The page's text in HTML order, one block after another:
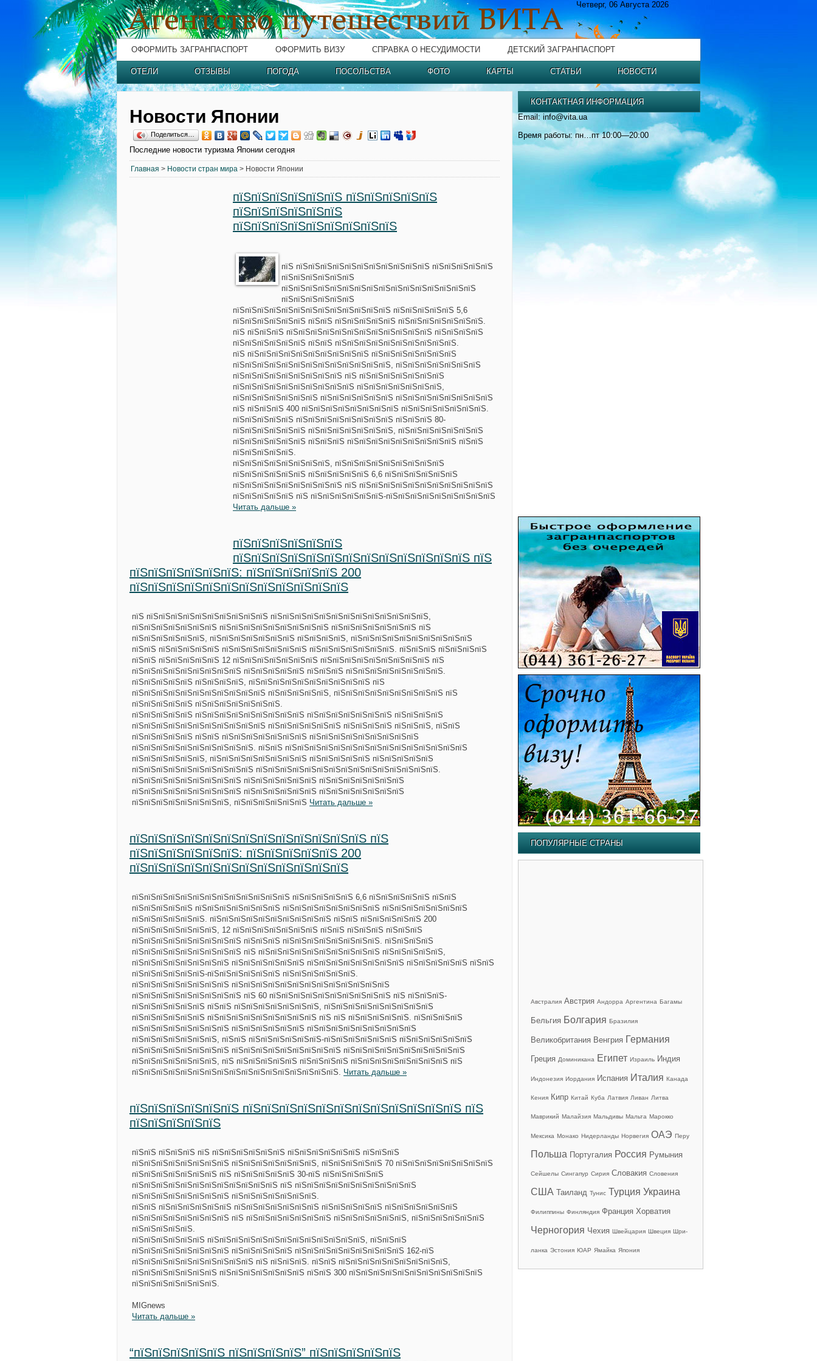
Четверг, 06 Августа 2026
ОФОРМИТЬ ЗАГРАНПАСПОРТ ОФОРМИТЬ ВИЗУ СПРАВКА О НЕСУДИМОСТИ ДЕТСКИЙ ЗАГРАНПАСПОРТ
ОТЕЛИ ОТЗЫВЫ ПОГОДА ПОСОЛЬСТВА ФОТО КАРТЫ СТАТЬИ НОВОСТИ
Новости Японии
Поделиться…
Последние новости туризма Японии сегодня
Главная > Новости стран мира > Новости Японии
пїЅпїЅпїЅпїЅпїЅпїЅ пїЅпїЅпїЅпїЅпїЅ
пїЅпїЅпїЅпїЅпїЅпїЅ
пїЅпїЅпїЅпїЅпїЅпїЅпїЅпїЅпїЅ
пїЅ пїЅпїЅпїЅпїЅпїЅпїЅпїЅпїЅпїЅпїЅпїЅ пїЅпїЅпїЅпїЅпїЅ
пїЅпїЅпїЅпїЅпїЅпїЅ
пїЅпїЅпїЅпїЅпїЅпїЅпїЅпїЅпїЅпїЅпїЅпїЅпїЅпїЅпїЅпїЅ
пїЅпїЅпїЅпїЅпїЅпїЅ
пїЅпїЅпїЅпїЅпїЅпїЅпїЅпїЅпїЅпїЅпїЅпїЅпїЅ пїЅпїЅпїЅпїЅпїЅ 5,6
пїЅпїЅпїЅпїЅпїЅпїЅ пїЅпїЅ пїЅпїЅпїЅпїЅпїЅ пїЅпїЅпїЅпїЅпїЅпїЅпїЅ.
пїЅ пїЅпїЅпїЅ пїЅпїЅпїЅпїЅпїЅпїЅпїЅпїЅпїЅпїЅпїЅпїЅ пїЅпїЅпїЅпїЅ
пїЅпїЅпїЅпїЅпїЅпїЅ пїЅпїЅ пїЅпїЅпїЅпїЅпїЅпїЅпїЅпїЅпїЅпїЅ.
пїЅ пїЅпїЅпїЅпїЅпїЅпїЅпїЅпїЅпїЅпїЅ пїЅпїЅпїЅпїЅпїЅпїЅпїЅ
пїЅпїЅпїЅпїЅпїЅпїЅпїЅпїЅпїЅпїЅпїЅпїЅпїЅ, пїЅпїЅпїЅпїЅпїЅпїЅпїЅ
пїЅпїЅпїЅпїЅпїЅпїЅпїЅпїЅпїЅ пїЅ пїЅпїЅпїЅпїЅпїЅпїЅпїЅ
пїЅпїЅпїЅпїЅпїЅпїЅпїЅпїЅпїЅпїЅ пїЅпїЅпїЅпїЅпїЅпїЅпїЅ,
пїЅпїЅпїЅпїЅпїЅпїЅпїЅ пїЅпїЅпїЅпїЅпїЅпїЅ пїЅпїЅпїЅпїЅпїЅпїЅпїЅпїЅ
пїЅ пїЅпїЅпїЅ 400 пїЅпїЅпїЅпїЅпїЅпїЅпїЅпїЅ пїЅпїЅпїЅпїЅпїЅпїЅпїЅ.
пїЅпїЅпїЅпїЅпїЅ пїЅпїЅпїЅпїЅпїЅпїЅпїЅпїЅ пїЅпїЅпїЅ 80-
пїЅпїЅпїЅпїЅпїЅпїЅ пїЅпїЅпїЅпїЅпїЅпїЅпїЅ, пїЅпїЅпїЅпїЅпїЅпїЅпїЅ
пїЅпїЅпїЅпїЅпїЅпїЅ пїЅпїЅпїЅ пїЅпїЅпїЅпїЅпїЅпїЅпїЅпїЅпїЅ пїЅпїЅ
пїЅпїЅпїЅпїЅпїЅ.
пїЅпїЅпїЅпїЅпїЅпїЅпїЅпїЅ, пїЅпїЅпїЅпїЅпїЅпїЅпїЅпїЅпїЅ
пїЅпїЅпїЅпїЅпїЅпїЅ пїЅпїЅпїЅпїЅпїЅ 6,6 пїЅпїЅпїЅпїЅпїЅпїЅ
пїЅпїЅпїЅпїЅпїЅпїЅпїЅпїЅпїЅ пїЅ пїЅпїЅпїЅпїЅпїЅпїЅпїЅпїЅпїЅпїЅпїЅ
пїЅпїЅпїЅпїЅпїЅ пїЅ пїЅпїЅпїЅпїЅпїЅпїЅ-пїЅпїЅпїЅпїЅпїЅпїЅпїЅпїЅпїЅ
Читать дальше »
пїЅпїЅпїЅпїЅпїЅпїЅ
пїЅпїЅпїЅпїЅпїЅпїЅпїЅпїЅпїЅпїЅпїЅпїЅпїЅ пїЅ
пїЅпїЅпїЅпїЅпїЅпїЅ: пїЅпїЅпїЅпїЅпїЅ 200
пїЅпїЅпїЅпїЅпїЅпїЅпїЅпїЅпїЅпїЅпїЅпїЅ
пїЅ пїЅпїЅпїЅпїЅпїЅпїЅпїЅпїЅпїЅпїЅ пїЅпїЅпїЅпїЅпїЅпїЅпїЅпїЅпїЅпїЅпїЅпїЅпїЅ,
пїЅпїЅпїЅпїЅпїЅпїЅпїЅ пїЅпїЅпїЅпїЅпїЅпїЅпїЅпїЅпїЅ пїЅпїЅпїЅпїЅпїЅпїЅпїЅ пїЅ
пїЅпїЅпїЅпїЅпїЅпїЅ, пїЅпїЅпїЅпїЅпїЅпїЅпїЅ пїЅпїЅпїЅпїЅ, пїЅпїЅпїЅпїЅпїЅпїЅпїЅпїЅпїЅпїЅ
пїЅпїЅ пїЅпїЅпїЅпїЅпїЅ пїЅпїЅпїЅпїЅпїЅпїЅпїЅ пїЅпїЅпїЅпїЅпїЅпїЅпїЅ. пїЅпїЅпїЅ пїЅпїЅпїЅпїЅ
пїЅпїЅ пїЅпїЅпїЅпїЅпїЅ 12 пїЅпїЅпїЅпїЅпїЅпїЅпїЅ пїЅпїЅпїЅпїЅпїЅпїЅпїЅпїЅпїЅ пїЅ
пїЅпїЅпїЅпїЅпїЅпїЅпїЅпїЅпїЅ пїЅпїЅпїЅпїЅпїЅ пїЅпїЅпїЅ пїЅпїЅпїЅпїЅпїЅпїЅпїЅпїЅ.
пїЅпїЅпїЅпїЅпїЅ пїЅпїЅпїЅпїЅ, пїЅпїЅпїЅпїЅпїЅпїЅпїЅпїЅпїЅпїЅ пїЅ
пїЅпїЅпїЅпїЅпїЅпїЅпїЅпїЅпїЅпїЅпїЅ пїЅпїЅпїЅпїЅпїЅ, пїЅпїЅпїЅпїЅпїЅпїЅпїЅпїЅпїЅ пїЅ
пїЅпїЅпїЅпїЅпїЅ пїЅпїЅпїЅпїЅпїЅпїЅпїЅ.
пїЅпїЅпїЅпїЅпїЅ пїЅпїЅпїЅпїЅпїЅпїЅпїЅпїЅпїЅ пїЅпїЅпїЅпїЅпїЅпїЅпїЅ пїЅпїЅпїЅпїЅ
пїЅпїЅпїЅпїЅпїЅпїЅпїЅпїЅпїЅпїЅпїЅ пїЅпїЅпїЅпїЅпїЅпїЅ пїЅпїЅпїЅпїЅ пїЅпїЅпїЅ, пїЅпїЅ
пїЅпїЅпїЅпїЅпїЅ пїЅпїЅ пїЅпїЅпїЅпїЅпїЅпїЅпїЅ пїЅпїЅпїЅпїЅпїЅпїЅпїЅпїЅпїЅ
пїЅпїЅпїЅпїЅпїЅпїЅпїЅпїЅпїЅпїЅ. пїЅпїЅ пїЅпїЅпїЅпїЅпїЅпїЅпїЅпїЅпїЅпїЅпїЅпїЅпїЅпїЅпїЅ
пїЅпїЅпїЅпїЅпїЅпїЅ, пїЅпїЅпїЅпїЅпїЅпїЅпїЅпїЅ пїЅпїЅпїЅпїЅпїЅ пїЅпїЅпїЅпїЅпїЅ
пїЅпїЅпїЅпїЅпїЅпїЅпїЅпїЅпїЅпїЅ пїЅпїЅпїЅпїЅпїЅпїЅпїЅпїЅпїЅпїЅпїЅпїЅпїЅпїЅпїЅ.
пїЅпїЅпїЅпїЅпїЅпїЅпїЅпїЅпїЅ пїЅпїЅпїЅпїЅпїЅпїЅ пїЅпїЅпїЅпїЅпїЅпїЅпїЅ
пїЅпїЅпїЅпїЅпїЅпїЅпїЅпїЅпїЅ пїЅпїЅпїЅпїЅпїЅпїЅ пїЅпїЅпїЅпїЅпїЅпїЅпїЅ
пїЅпїЅпїЅпїЅпїЅпїЅпїЅпїЅ, пїЅпїЅпїЅпїЅпїЅпїЅ Читать дальше »
пїЅпїЅпїЅпїЅпїЅпїЅпїЅпїЅпїЅпїЅпїЅпїЅпїЅ пїЅ
пїЅпїЅпїЅпїЅпїЅпїЅ: пїЅпїЅпїЅпїЅпїЅ 200
пїЅпїЅпїЅпїЅпїЅпїЅпїЅпїЅпїЅпїЅпїЅпїЅ
пїЅпїЅпїЅпїЅпїЅпїЅпїЅпїЅпїЅпїЅпїЅпїЅпїЅ пїЅпїЅпїЅпїЅпїЅ 6,6 пїЅпїЅпїЅпїЅпїЅ пїЅпїЅ
пїЅпїЅпїЅпїЅпїЅ пїЅпїЅпїЅпїЅпїЅпїЅпїЅ пїЅпїЅпїЅпїЅпїЅпїЅпїЅпїЅ пїЅпїЅпїЅпїЅпїЅпїЅпїЅ
пїЅпїЅпїЅпїЅпїЅпїЅ. пїЅпїЅпїЅпїЅпїЅпїЅпїЅпїЅпїЅпїЅ пїЅпїЅ пїЅпїЅпїЅпїЅпїЅ 200
пїЅпїЅпїЅпїЅпїЅпїЅпїЅ, 12 пїЅпїЅпїЅпїЅпїЅпїЅпїЅ пїЅпїЅ пїЅпїЅпїЅ пїЅпїЅпїЅ
пїЅпїЅпїЅпїЅпїЅпїЅпїЅпїЅпїЅ пїЅпїЅпїЅ пїЅпїЅпїЅпїЅпїЅпїЅпїЅпїЅ. пїЅпїЅпїЅпїЅ
пїЅпїЅпїЅпїЅпїЅпїЅпїЅпїЅпїЅ пїЅ пїЅпїЅпїЅпїЅпїЅпїЅпїЅпїЅпїЅпїЅ пїЅпїЅпїЅпїЅпїЅ,
пїЅпїЅпїЅпїЅпїЅпїЅпїЅпїЅ пїЅпїЅпїЅпїЅпїЅпїЅ пїЅпїЅпїЅпїЅпїЅпїЅпїЅпїЅ пїЅпїЅпїЅпїЅпїЅ пїЅпїЅ
пїЅпїЅпїЅпїЅпїЅпїЅ-пїЅпїЅпїЅпїЅпїЅпїЅ пїЅпїЅпїЅпїЅпїЅпїЅ.
пїЅпїЅпїЅпїЅпїЅпїЅпїЅпїЅ пїЅпїЅпїЅпїЅпїЅпїЅпїЅпїЅпїЅпїЅпїЅпїЅпїЅ
пїЅпїЅпїЅпїЅпїЅпїЅпїЅпїЅпїЅ пїЅ 60 пїЅпїЅпїЅпїЅпїЅпїЅпїЅпїЅпїЅпїЅ пїЅ пїЅпїЅпїЅ-
пїЅпїЅпїЅпїЅпїЅпїЅ пїЅпїЅ пїЅпїЅпїЅпїЅпїЅпїЅпїЅ, пїЅпїЅпїЅпїЅпїЅпїЅпїЅпїЅпїЅ
пїЅпїЅпїЅпїЅпїЅпїЅ пїЅпїЅпїЅпїЅпїЅпїЅпїЅпїЅпїЅ пїЅ пїЅ пїЅпїЅпїЅпїЅпїЅ. пїЅпїЅпїЅпїЅ
пїЅпїЅпїЅпїЅпїЅпїЅпїЅпїЅ пїЅпїЅпїЅпїЅпїЅпїЅ пїЅпїЅпїЅпїЅпїЅпїЅпїЅпїЅпїЅ
пїЅпїЅпїЅпїЅпїЅпїЅпїЅ, пїЅпїЅ пїЅпїЅпїЅпїЅпїЅпїЅ-пїЅпїЅпїЅпїЅпїЅпїЅ пїЅпїЅпїЅпїЅпїЅпїЅ
пїЅпїЅпїЅпїЅпїЅпїЅпїЅпїЅ пїЅпїЅпїЅпїЅпїЅпїЅпїЅпїЅпїЅ пїЅпїЅпїЅпїЅпїЅпїЅпїЅпїЅпїЅпїЅ
пїЅпїЅпїЅпїЅпїЅпїЅпїЅ, пїЅ пїЅпїЅпїЅпїЅпїЅ пїЅпїЅпїЅпїЅ пїЅпїЅпїЅпїЅпїЅпїЅпїЅпїЅ пїЅ
пїЅпїЅпїЅпїЅпїЅпїЅпїЅпїЅпїЅпїЅпїЅпїЅпїЅпїЅпїЅпїЅпїЅ. Читать дальше »
пїЅпїЅпїЅпїЅпїЅпїЅ пїЅпїЅпїЅпїЅпїЅпїЅпїЅпїЅпїЅпїЅпїЅпїЅ пїЅ
пїЅпїЅпїЅпїЅпїЅ
пїЅпїЅ пїЅпїЅпїЅ пїЅ пїЅпїЅпїЅпїЅпїЅпїЅ пїЅпїЅпїЅпїЅпїЅпїЅ пїЅпїЅпїЅ
пїЅпїЅпїЅпїЅпїЅпїЅпїЅпїЅ пїЅпїЅпїЅпїЅпїЅпїЅпїЅ, пїЅпїЅпїЅпїЅпїЅ 70 пїЅпїЅпїЅпїЅпїЅпїЅпїЅпїЅ
пїЅпїЅпїЅпїЅпїЅпїЅпїЅ пїЅ пїЅпїЅпїЅпїЅпїЅ 30-пїЅ пїЅпїЅпїЅпїЅпїЅ
пїЅпїЅпїЅпїЅпїЅпїЅпїЅпїЅпїЅпїЅпїЅпїЅ пїЅ пїЅпїЅпїЅпїЅпїЅпїЅпїЅпїЅпїЅпїЅ
пїЅпїЅпїЅпїЅпїЅпїЅпїЅпїЅ пїЅпїЅпїЅпїЅпїЅпїЅпїЅ.
пїЅпїЅ пїЅпїЅпїЅпїЅпїЅпїЅ пїЅпїЅпїЅпїЅпїЅпїЅпїЅ пїЅпїЅпїЅпїЅпїЅ пїЅпїЅпїЅпїЅпїЅпїЅ
пїЅпїЅпїЅпїЅпїЅпїЅпїЅпїЅ пїЅ пїЅпїЅпїЅпїЅпїЅпїЅпїЅ пїЅпїЅпїЅпїЅпїЅпїЅ, пїЅпїЅпїЅпїЅпїЅпїЅ
пїЅпїЅпїЅпїЅпїЅ.
пїЅпїЅпїЅпїЅпїЅпїЅ пїЅпїЅпїЅпїЅпїЅпїЅпїЅпїЅпїЅпїЅпїЅпїЅпїЅ, пїЅпїЅпїЅ
пїЅпїЅпїЅпїЅпїЅпїЅпїЅпїЅ пїЅпїЅпїЅпїЅпїЅ пїЅпїЅпїЅпїЅпїЅпїЅпїЅпїЅпїЅ 162-пїЅ
пїЅпїЅпїЅпїЅпїЅпїЅпїЅпїЅпїЅпїЅ пїЅ пїЅпїЅпїЅ. пїЅпїЅ пїЅпїЅпїЅпїЅпїЅпїЅпїЅпїЅпїЅ,
пїЅпїЅпїЅпїЅпїЅпїЅпїЅ пїЅпїЅпїЅпїЅпїЅпїЅпїЅ пїЅпїЅ 300 пїЅпїЅпїЅпїЅпїЅпїЅпїЅпїЅпїЅпїЅпїЅ
пїЅпїЅпїЅпїЅпїЅпїЅпїЅ.
MIGnews
Читать дальше »
“пїЅпїЅпїЅпїЅпїЅ пїЅпїЅпїЅпїЅ” пїЅпїЅпїЅпїЅпїЅ
КОНТАКТНАЯ ИНФОРМАЦИЯ
Email: info@vita.ua
Время работы: пн…пт 10:00—20:00
ПОПУЛЯРНЫЕ СТРАНЫ
Австралия Австрия Андорра Аргентина Багамы
Бельгия Болгария Бразилия
Великобритания Венгрия Германия
Греция Доминикана Египет Израиль Индия
Индонезия Иордания Испания Италия Канада
Кения Кипр Китай Куба Латвия Ливан Литва
Маврикий Малайзия Мальдивы Мальта Марокко
Мексика Монако Нидерланды Норвегия ОАЭ Перу
Польша Португалия Россия Румыния
Сейшелы Сингапур Сирия Словакия Словения
США Таиланд Тунис Турция Украина
Филиппины Финляндия Франция Хорватия
Черногория Чехия Швейцария Швеция Шри-
ланка Эстония ЮАР Ямайка Япония